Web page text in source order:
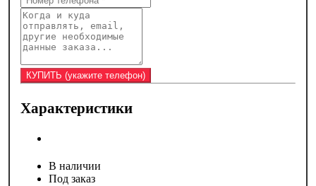
Характеристики
В наличии
Под заказ